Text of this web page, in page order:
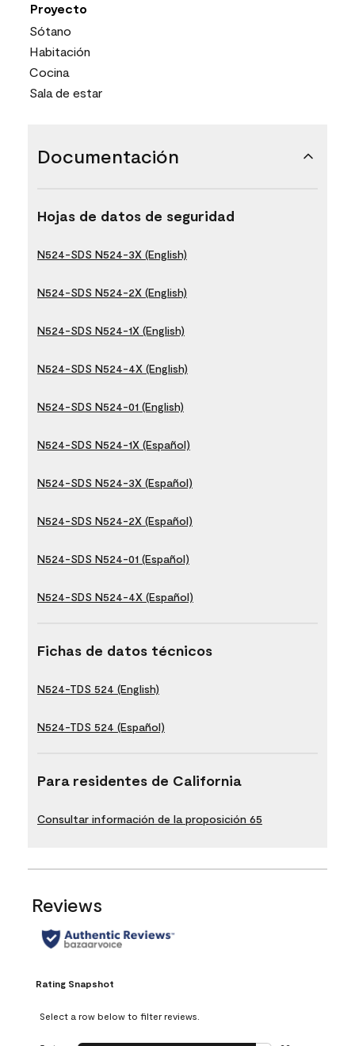
Proyecto
Sótano
Habitación
Cocina
Sala de estar
Documentación
Hojas de datos de seguridad
N524-SDS N524-3X (English)
N524-SDS N524-2X (English)
N524-SDS N524-1X (English)
N524-SDS N524-4X (English)
N524-SDS N524-01 (English)
N524-SDS N524-1X (Español)
N524-SDS N524-3X (Español)
N524-SDS N524-2X (Español)
N524-SDS N524-01 (Español)
N524-SDS N524-4X (Español)
Fichas de datos técnicos
N524-TDS 524 (English)
N524-TDS 524 (Español)
Para residentes de California
Consultar información de la proposición 65
Reviews
Rating Snapshot
Select a row below to filter reviews.